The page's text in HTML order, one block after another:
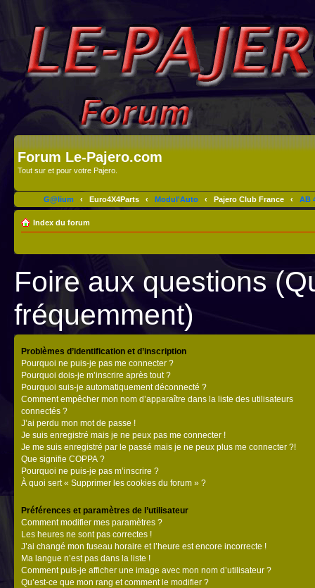
Forum Le-Pajero.com
Tout sur et pour votre Pajero.
G@lium ‹ Euro4X4Parts ‹ Modul'Auto ‹ Pajero Club France ‹ AB
Index du forum
Foire aux questions
fréquemment)
Problèmes d’identification et d’inscription
Pourquoi ne puis-je pas me connecter ?
Pourquoi dois-je m’inscrire après tout ?
Pourquoi suis-je automatiquement déconnecté ?
Comment empêcher mon nom d’apparaître dans la liste des utilisateurs
connectés ?
J’ai perdu mon mot de passe !
Je suis enregistré mais je ne peux pas me connecter !
Je me suis enregistré par le passé mais je ne peux plus me connecter ?!
Que signifie COPPA ?
Pourquoi ne puis-je pas m’inscrire ?
À quoi sert « Supprimer les cookies du forum » ?
Préférences et paramètres de l’utilisateur
Comment modifier mes paramètres ?
Les heures ne sont pas correctes !
J’ai changé mon fuseau horaire et l’heure est encore incorrecte !
Ma langue n’est pas dans la liste !
Comment puis-je afficher une image avec mon nom d’utilisateur ?
Qu’est-ce que mon rang et comment le modifier ?